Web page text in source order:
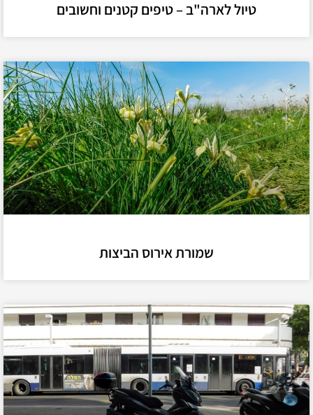
טיול לארה"ב – טיפים קטנים וחשובים
שמורת אירוס הביצות